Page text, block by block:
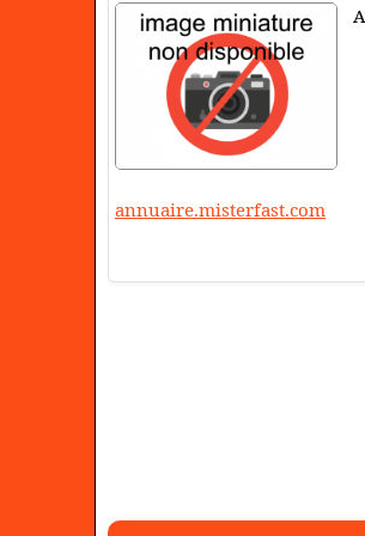
annuaire.misterfast.com